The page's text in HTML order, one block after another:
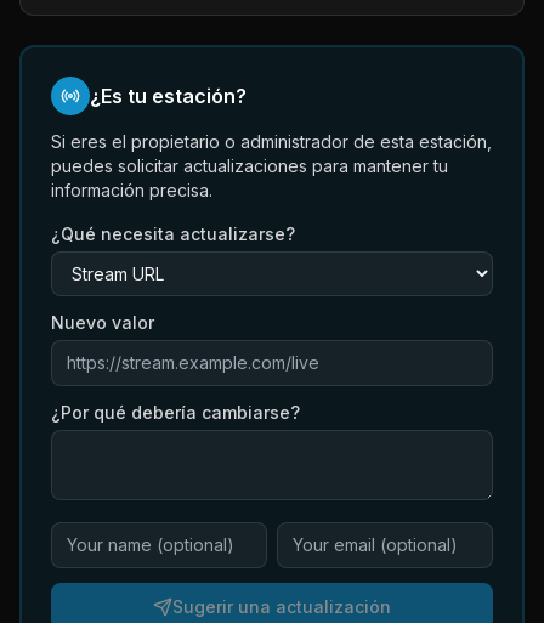
¿Es tu estación?
Si eres el propietario o administrador de esta estación,
puedes solicitar actualizaciones para mantener tu
información precisa.
¿Qué necesita actualizarse?
Nuevo valor
¿Por qué debería cambiarse?
Sugerir una actualización